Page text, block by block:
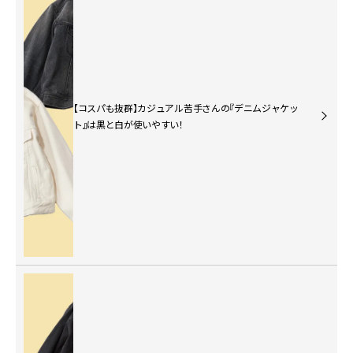
【コスパも抜群】カジュアル苦手さんの『デニムジャケッ
ト』は黒と白が使いやすい！